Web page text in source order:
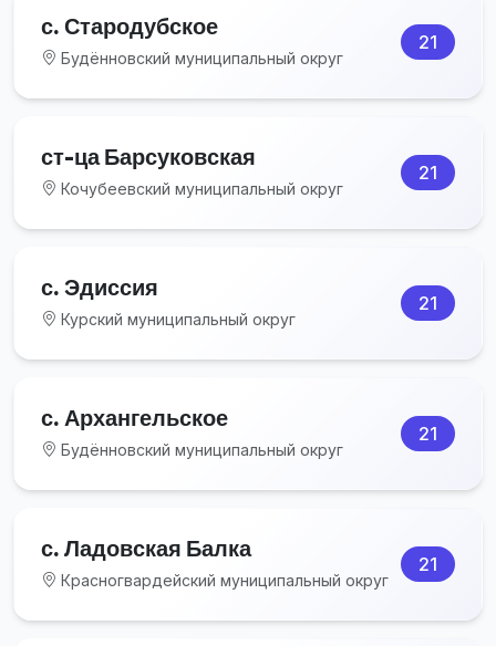
с. Стародубское
Будённовский муниципальный округ
21
ст-ца Барсуковская
Кочубеевский муниципальный округ
21
с. Эдиссия
Курский муниципальный округ
21
с. Архангельское
Будённовский муниципальный округ
21
с. Ладовская Балка
Красногвардейский муниципальный округ
21